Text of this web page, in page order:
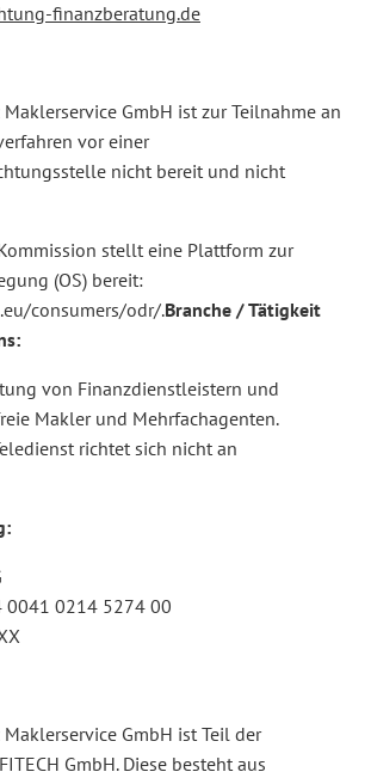
finanzberatung.de
GmbH ist zur Teilnahme an
vor einer
nicht bereit und nicht
stellt eine Plattform zur
(OS) bereit:
consumers/odr/.Branche / Tätigkeit
von Finanzdienstleistern und
Makler und Mehrfachagenten.
richtet sich nicht an
0041 0214 5274 00
GmbH ist Teil der
GmbH. Diese besteht aus